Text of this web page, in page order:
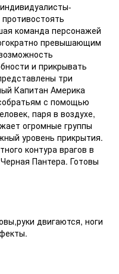
команда персонажей
превышающим
и прикрывать
три
Капитан Америка
с помощью
паря в воздухе,
огромные группы
уровень прикрытия.
контура врагов в
Пантера. Готовы
двигаются, ноги